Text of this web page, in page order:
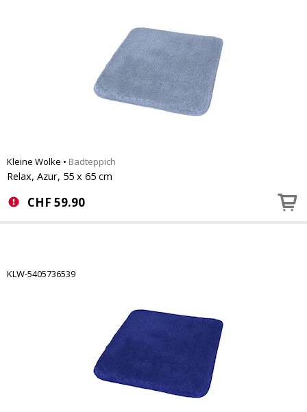
Kleine Wolke • Badteppich
Relax, Azur, 55 x 65 cm
CHF 59.90
KLW-5405736539